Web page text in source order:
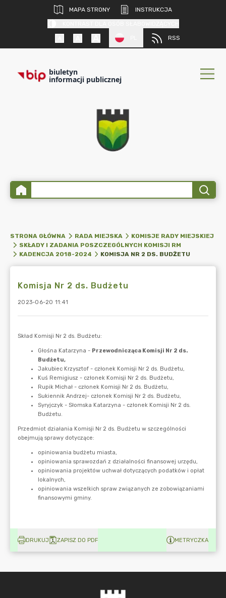
MAPA STRONY
INSTRUKCJA
RSS
biuletyn
informacji publicznej
STRONA GŁÓWNA RADA MIEJSKA
KOMISJE RADY MIEJSKIEJ
SKŁADY I ZADANIA POSZCZEGÓLNYCH KOMISJI RM
KADENCJA 2018-2024
KOMISJA NR 2 DS. BUDŻETU
Komisja Nr 2 ds. Budżetu
2023-06-20 11:41
DRUKUJ ZAPISZ DO PDF METRYCZKA